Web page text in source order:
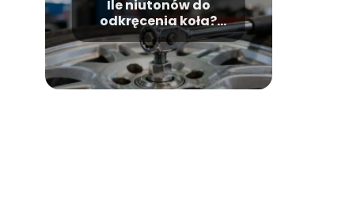
Ile niutonów do
odkręcenia koła?
Moment dokręcania
śrub